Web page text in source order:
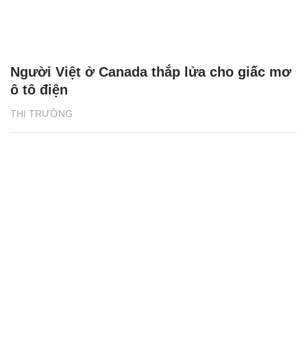
THỊ TRƯỜNG
Người Việt ở Canada thắp lửa cho giấc mơ
ô tô điện